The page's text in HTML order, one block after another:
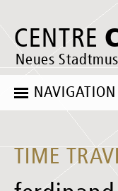
CENTRE
Neues
NAVIGATION
TIME